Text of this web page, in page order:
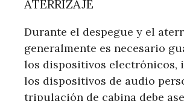
ATERRIZAJE
Durante el despegue y el
generalmente es necesario
los dispositivos electrónicos,
los dispositivos de audio
tripulación de cabina debe